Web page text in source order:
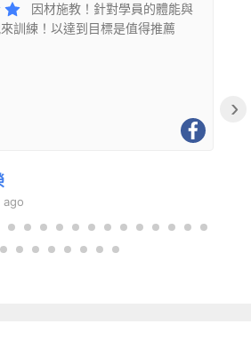
因材施教！針對學員的體能與
訓練！以達到目標是值得推薦
ago
›